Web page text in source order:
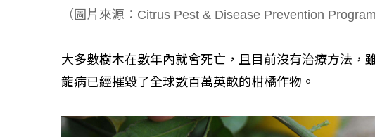
（圖片來源：Citrus Pest & Disease Prevention Program
大多數樹木在數年內就會死亡，且目前沒有治療方法，
龍病已經摧毀了全球數百萬英畝的柑橘作物。